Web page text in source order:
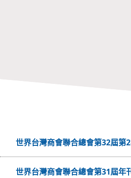
世界台灣商會聯合總會第32屆第
世界台灣商會聯合總會第31屆年